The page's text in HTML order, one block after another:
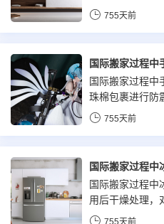
电视运输过程中
755天前
国际搬家过程中
国际搬家过程中
珠棉包裹进行防
棉进行填充，将
755天前
国际搬家过程中
国际搬家过程中
用后干燥处理，
碰撞处理，最后
755天前